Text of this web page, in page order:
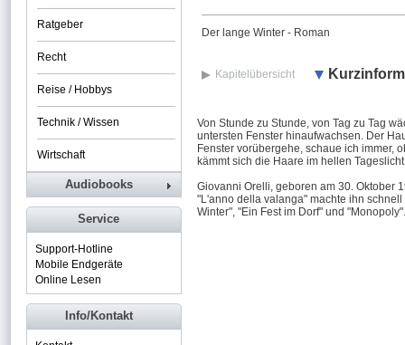
Der lange Winter - Roman
Kapitelübersicht
Von Stunde zu Stunde, von Tag zu Tag
untersten Fenster hinaufwachsen. Der
Fenster vorübergehe, schaue ich immer,
kämmt sich die Haare im hellen
Giovanni Orelli, geboren am 30. Oktober
"L'anno della valanga" machte ihn
Winter", "Ein Fest im Dorf" und
Ratgeber
Recht
Reise / Hobbys
Technik / Wissen
Wirtschaft
Audiobooks
Service
Support-Hotline
Mobile Endgeräte
Online Lesen
Info/Kontakt